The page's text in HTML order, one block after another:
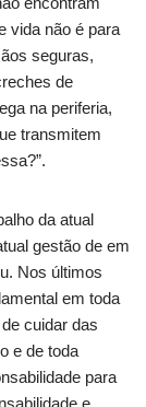
vida não é para
seguras,
de
na periferia,
transmitem
da atual
gestão de em
Nos últimos
em toda
cuidar das
e de toda
para
e